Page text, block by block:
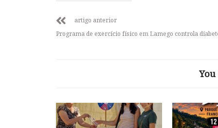
artigo anterior
Programa de exercício físico em Lamego controla